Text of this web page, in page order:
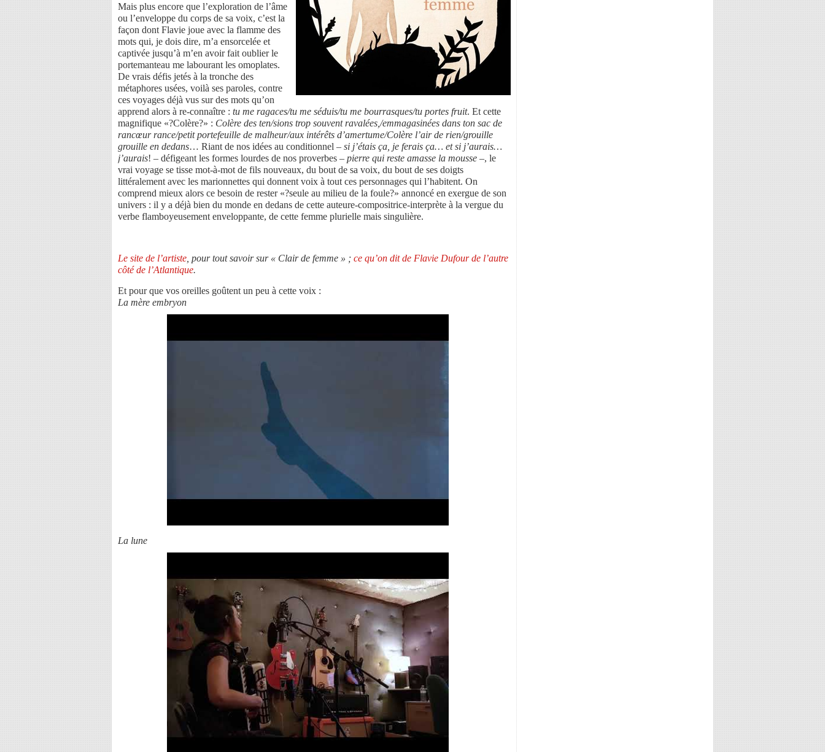
Mais plus encore que l’exploration de l’âme
ou l’enveloppe du corps de sa voix, c’est la
façon dont Flavie joue avec la flamme des
mots qui, je dois dire, m’a ensorcelée et
captivée jusqu’à m’en avoir fait oublier le
portemanteau me labourant les omoplates.
De vrais défis jetés à la tronche des
métaphores usées, voilà ses paroles, contre
ces voyages déjà vus sur des mots qu’on
apprend alors à re-connaître : tu me ragaces/tu me séduis/tu me bourrasques/tu portes fruit. Et cette
magnifique «?Colère?» : Colère des ten/sions trop souvent ravalées,/emmagasinées dans ton sac de
rancœur rance/petit portefeuille de malheur/aux intérêts d’amertume/Colère l’air de rien/grouille
grouille en dedans… Riant de nos idées au conditionnel – si j’étais ça, je ferais ça… et si j’aurais…
j’aurais! – défigeant les formes lourdes de nos proverbes – pierre qui reste amasse la mousse –, le
vrai voyage se tisse mot-à-mot de fils nouveaux, du bout de sa voix, du bout de ses doigts
littéralement avec les marionnettes qui donnent voix à tout ces personnages qui l’habitent. On
comprend mieux alors ce besoin de rester «?seule au milieu de la foule?» annoncé en exergue de son
univers : il y a déjà bien du monde en dedans de cette auteure-compositrice-interprète à la vergue du
verbe flamboyeusement enveloppante, de cette femme plurielle mais singulière.
Le site de l’artiste , pour tout savoir sur « Clair de femme » ; ce qu’on dit de Flavie Dufour de l’autre
côté de l’Atlantique.
Et pour que vos oreilles goûtent un peu à cette voix :
La mère embryon
La lune